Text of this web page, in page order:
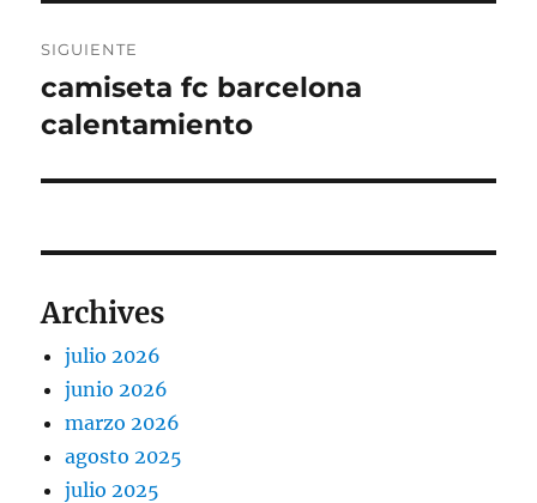
SIGUIENTE
Entrada
siguiente:
camiseta fc barcelona
calentamiento
Archives
julio 2026
junio 2026
marzo 2026
agosto 2025
julio 2025